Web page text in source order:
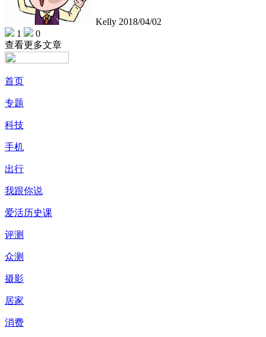
Kelly 2018/04/02
1
0
查看更多文章
首页
专题
科技
手机
出行
我跟你说
爱活历史课
评测
众测
摄影
居家
消费